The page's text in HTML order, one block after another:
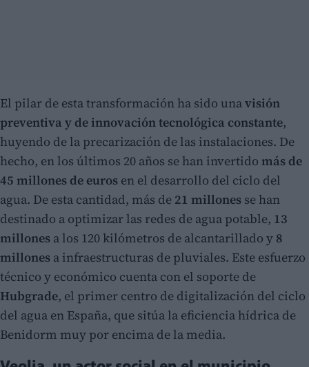
El pilar de esta transformación ha sido unavisión
preventiva y de innovación tecnológica constante,
huyendo de la precarización de las instalaciones. De
hecho, en los últimos 20 años se han invertido más de
45 millones de euros en el desarrollo del ciclo del
agua. De esta cantidad, más de 21 millones se han
destinado a optimizar las redes de agua potable, 13
millones a los 120 kilómetros de alcantarillado y 8
millones a infraestructuras de pluviales. Este esfuerzo
técnico y económico cuenta con el soporte de
Hubgrade, el primer centro de digitalización del ciclo
del agua en España, que sitúa la eficiencia hídrica de
Benidorm muy por encima de la media.